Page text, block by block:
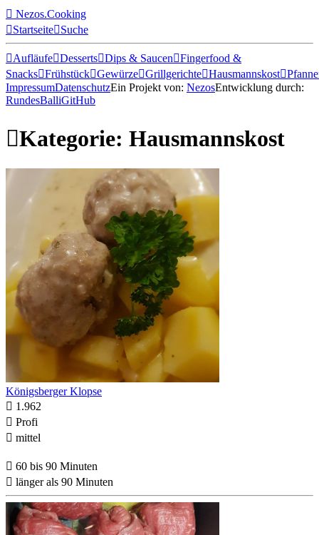
 Nezos.Cooking
StartseiteSuche
AufläufeDessertsDips & SaucenFingerfood &
SnacksFrühstückGewürzeGrillgerichteHausmannskost
ImpressumDatenschutzEin Projekt von: NezosEntwicklung durch:
RundesBalliGitHub
Kategorie: Hausmannskost
Königsberger Klopse
 1.962
 Profi
 mittel
 60 bis 90 Minuten
 länger als 90 Minuten